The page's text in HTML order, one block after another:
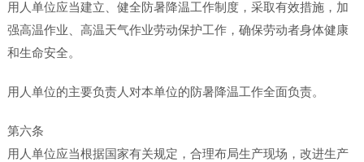
用人单位应当建立、健全防暑降温工作制度，采取有效措施，加
强高温作业、高温天气作业劳动保护工作，确保劳动者身体健康
和生命安全。
用人单位的主要负责人对本单位的防暑降温工作全面负责。
第六条
用人单位应当根据国家有关规定，合理布局生产现场，改进生产